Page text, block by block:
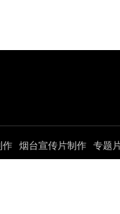
作 烟台宣传片制作 专题